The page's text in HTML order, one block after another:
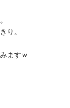
り。
ますｗ